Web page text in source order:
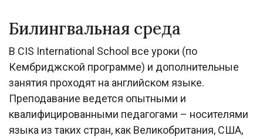
Билингвальная среда
В CIS International School все уроки (по
Кембриджской программе) и дополнительные
занятия проходят на английском языке.
Преподавание ведется опытными и
квалифицированными педагогами – носителями
языка из таких стран, как Великобритания, США,